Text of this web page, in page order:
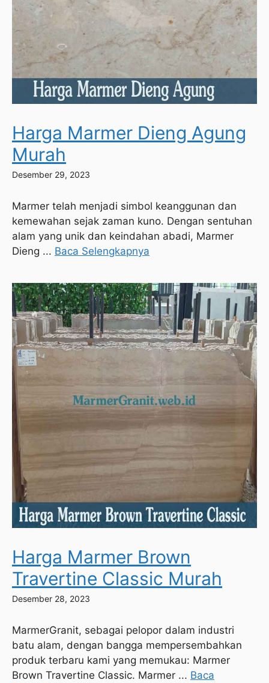
Harga Marmer Dieng Agung
Murah
Desember 29, 2023
Marmer telah menjadi simbol keanggunan dan
kemewahan sejak zaman kuno. Dengan sentuhan
alam yang unik dan keindahan abadi, Marmer
Dieng ... Baca Selengkapnya
Harga Marmer Brown
Travertine Classic Murah
Desember 28, 2023
MarmerGranit, sebagai pelopor dalam industri
batu alam, dengan bangga mempersembahkan
produk terbaru kami yang memukau: Marmer
Brown Travertine Classic. Marmer ... Baca